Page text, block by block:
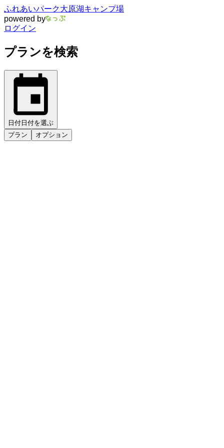
ふれあいパーク大原湖キャンプ場
powered by
ログイン
プランを検索
日付 日付を選ぶ
プラン
オプション